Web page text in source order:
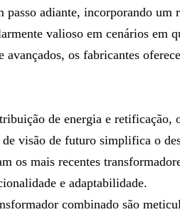
adiante, incorporando
valioso em cenários em
os fabricantes
de energia e
visão de futuro simplifica o
os mais recentes
e adaptabilidade.
combinado são